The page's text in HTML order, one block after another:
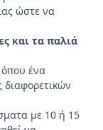
ώστε να
και τα παλιά
όπου ένα
διαφορετικών
με 10 ή 15